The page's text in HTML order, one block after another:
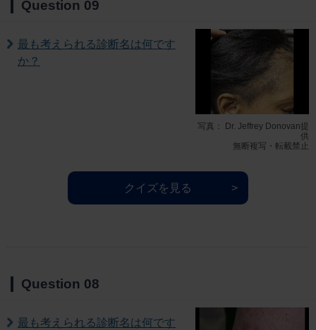
Question 09
最も考えられる診断名は何です
か？
写真： Dr. Jeffrey Donovan提
供
無断複写・転載禁止
クイズを見る
Question 08
最も考えられる診断名は何です